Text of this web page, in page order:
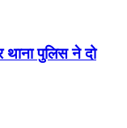
थाना पुलिस ने दो